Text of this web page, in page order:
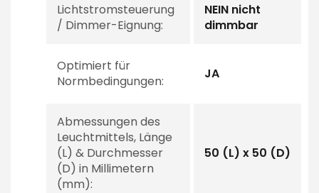
Lichtstromsteuerung
/ Dimmer-Eignung:
NEIN nicht
dimmbar
Optimiert für
Normbedingungen:
JA
Abmessungen des
Leuchtmittels, Länge
(L) & Durchmesser
(D) in Millimetern
(mm):
50 (L) x 50 (D)